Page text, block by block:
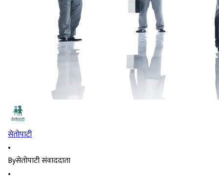
सेतोपाटी
•
Byसेतोपाटी संवाददाता
•